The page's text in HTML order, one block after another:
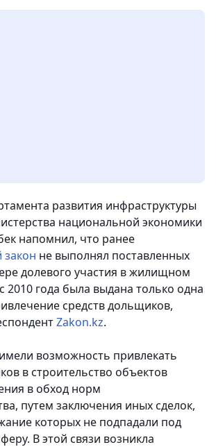
развития инфраструктуры
национальной экономики
напомнил, что ранее
не выполнял поставленных
долевого участия в жилищном
2010 года была выдана только одна
средств дольщиков,
Zakon.kz.
возможность привлекать
в строительство объектов
в обход норм
путем заключения иных сделок,
которых не подпадали под
В этой связи возникла